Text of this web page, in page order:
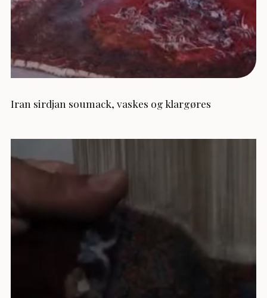
Iran sirdjan soumack, vaskes og klargøres